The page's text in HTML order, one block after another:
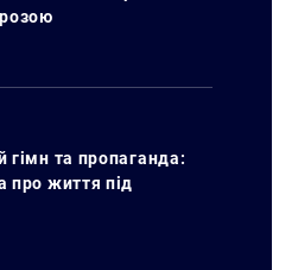
гімн та пропаганда:
про життя під